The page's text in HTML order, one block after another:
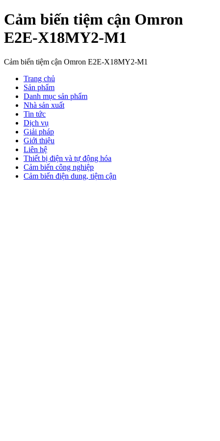
Cảm biến tiệm cận Omron
E2E-X18MY2-M1
Cảm biến tiệm cận Omron E2E-X18MY2-M1
Trang chủ
Sản phẩm
Danh mục sản phẩm
Nhà sản xuất
Tin tức
Dịch vụ
Giải pháp
Giới thiệu
Liên hệ
Thiết bị điện và tự động hóa
Cảm biến công nghiệp
Cảm biến điện dung, tiệm cận